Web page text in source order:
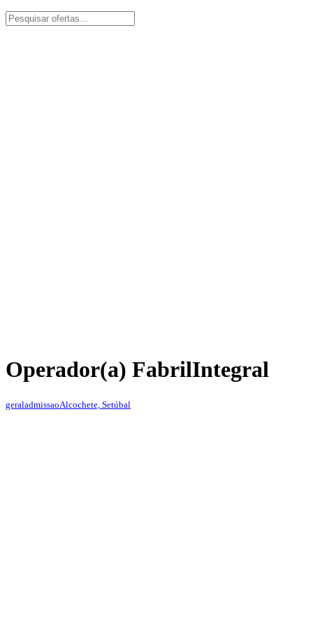
Operador(a) FabrilIntegral
geraladmissaoAlcochete, Setúbal